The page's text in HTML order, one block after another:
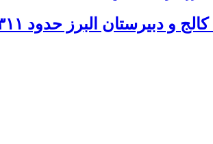
دبيرستان البرز حدود ۱۳۱۱ه ش